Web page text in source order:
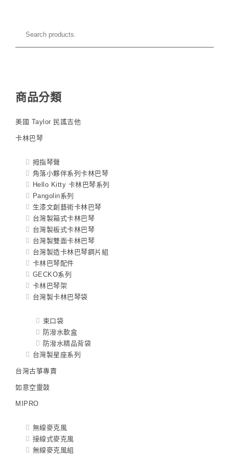
商品分類
美國 Taylor 民謠吉他
卡林巴琴
拇指琴聲
角落小夥伴系列卡林巴琴
Hello Kitty 卡林巴琴系列
Pangolin系列
生漆文創藝術卡林巴琴
台灣製箱式卡林巴琴
台灣製板式卡林巴琴
台灣製雙面卡林巴琴
台灣製造卡林巴琴鋼片組
卡林巴琴配件
GECKO系列
卡林巴琴架
台灣製卡林巴琴袋
束口袋
防潑水軟盒
防潑水精品背袋
台灣製星座系列
台灣古箏專賣
如意空靈鼓
MIPRO
無線麥克風
接線式麥克風
無線麥克風組